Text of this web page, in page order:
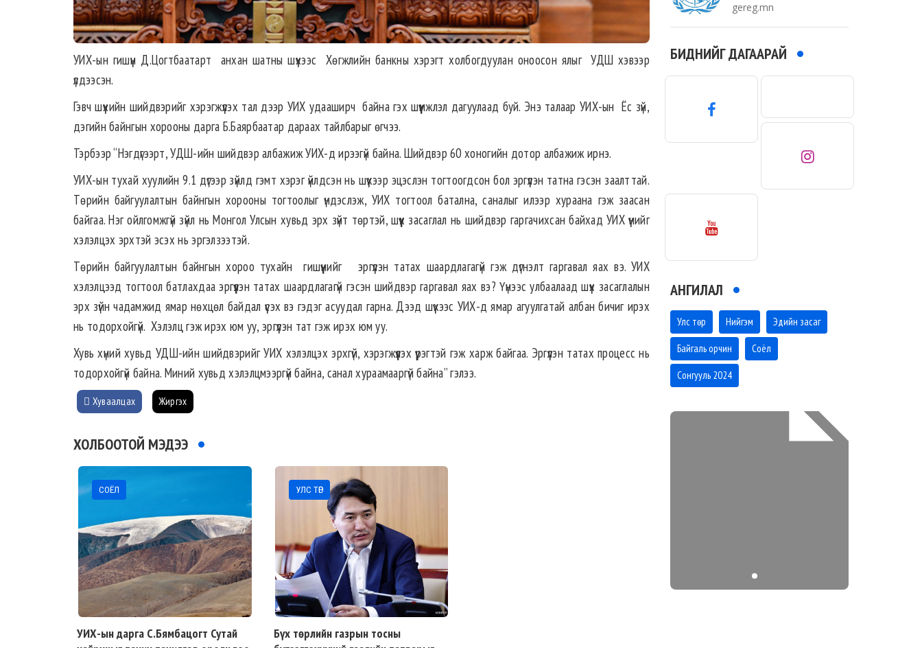
УИХ-ын гишүүн Д.Цогтбаатарт анхан шатны шүүхээс Хөгжлийн банкны хэрэгт холбогдуулан оноосон ялыг УДШ хэвээр
үлдээсэн.
Гэвч шүүхийн шийдвэрийг хэрэгжүүлэх тал дээр УИХ удааширч байна гэх шүүмжлэл дагуулаад буй. Энэ талаар УИХ-ын Ёс зүй,
дэгийн байнгын хорооны дарга Б.Баярбаатар дараах тайлбарыг өгчээ.
Тэрбээр “Нэгдүгээрт, УДШ-ийн шийдвэр албажиж УИХ-д ирээгүй байна. Шийдвэр 60 хоногийн дотор албажиж ирнэ.
УИХ-ын тухай хуулийн 9.1 дүгээр зүйлд гэмт хэрэг үйлдсэн нь шүүхээр эцэслэн тогтоогдсон бол эргүүлэн татна гэсэн заалттай.
Төрийн байгуулалтын байнгын хорооны тогтоолыг үндэслэж, УИХ тогтоол батална, саналыг илээр хураана гэж заасан
байгаа. Нэг ойлгомжгүй зүйл нь Монгол Улсын хувьд эрх зүйт төртэй, шүүх засаглал нь шийдвэр гаргачихсан байхад УИХ үүнийг
хэлэлцэх эрхтэй эсэх нь эргэлзээтэй.
Төрийн байгуулалтын байнгын хороо тухайн гишүүнийг эргүүлэн татах шаардлагагүй гэж дүгнэлт гаргавал яах вэ. УИХ
хэлэлцээд тогтоол батлахдаа эргүүлэн татах шаардлагагүй гэсэн шийдвэр гаргавал яах вэ? Үүнээс улбаалаад шүүх засаглалын
эрх зүйн чадамжид ямар нөхцөл байдал үүсэх вэ гэдэг асуудал гарна. Дээд шүүхээс УИХ-д ямар агуулгатай албан бичиг ирэх
нь тодорхойгүй. Хэлэлц гэж ирэх юм уу, эргүүлэн тат гэж ирэх юм уу.
Хувь хүний хувьд УДШ-ийн шийдвэрийг УИХ хэлэлцэх эрхгүй, хэрэгжүүлэх үүрэгтэй гэж харж байгаа. Эргүүлэн татах процесс нь
тодорхойгүй байна. Миний хувьд хэлэлцмээргүй байна, санал хураамааргүй байна” гэлээ.
Хуваалцах Жиргэх
ХОЛБООТОЙ МЭДЭЭ
СОЁЛ
УИХ-ын дарга С.Бямбацогт Сутай
УЛС ТӨР
Бүх төрлийн газрын тосны
gereg.mn
БИДНИЙГ ДАГААРАЙ
АНГИЛАЛ
Улс төр Нийгэм Эдийн засаг
Байгаль орчин Соёл
Сонгууль 2024